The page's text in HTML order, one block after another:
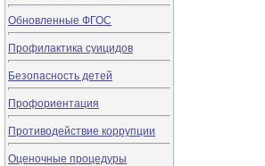
Обновленные ФГОС
Профилактика суицидов
Безопасность детей
Профориентация
Противодействие коррупции
Оценочные процедуры